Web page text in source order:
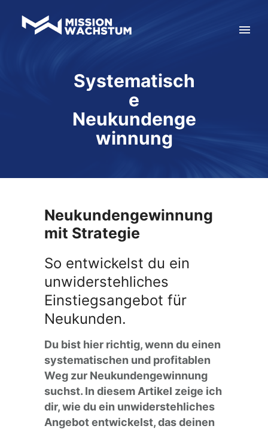
Systematisch
e
Neukundenge
winnung
Neukundengewinnung
mit Strategie
So entwickelst du ein
unwiderstehliches
Einstiegsangebot für
Neukunden.
Du bist hier richtig, wenn du einen
systematischen und profitablen
Weg zur Neukundengewinnung
suchst. In diesem Artikel zeige ich
dir, wie du ein unwiderstehliches
Angebot entwickelst, das deinen